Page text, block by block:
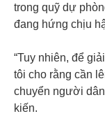
trong quỹ dự
đang hứng chịu
“Tuy nhiên, để
tôi cho rằng cần
chuyển người
kiến.